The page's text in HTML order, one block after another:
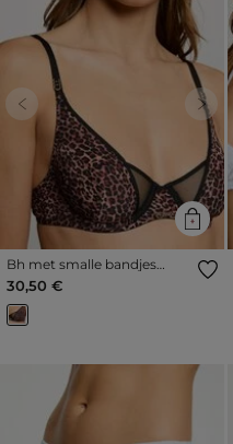
Previous Next
Bh met smalle bandjes
zwart vrouw
30,50 €